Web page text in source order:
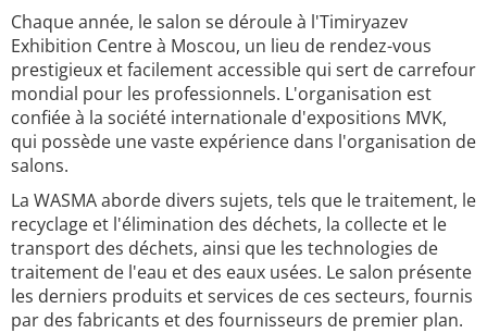
Chaque année, le salon se déroule à l'Timiryazev
Exhibition Centre à Moscou, un lieu de rendez-vous
prestigieux et facilement accessible qui sert de carrefour
mondial pour les professionnels. L'organisation est
confiée à la société internationale d'expositions MVK,
qui possède une vaste expérience dans l'organisation de
salons.
La WASMA aborde divers sujets, tels que le traitement, le
recyclage et l'élimination des déchets, la collecte et le
transport des déchets, ainsi que les technologies de
traitement de l'eau et des eaux usées. Le salon présente
les derniers produits et services de ces secteurs, fournis
par des fabricants et des fournisseurs de premier plan.